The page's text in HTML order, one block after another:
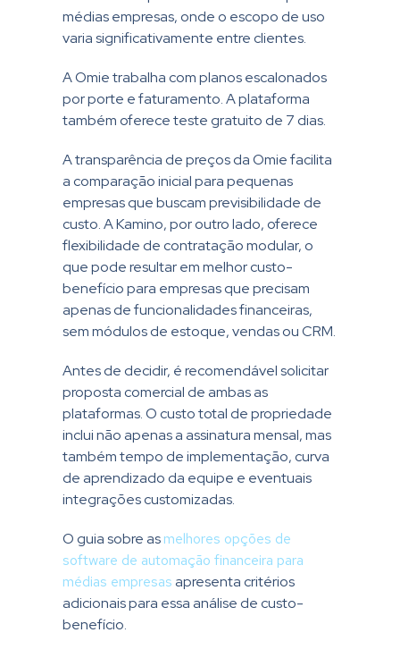
médias empresas, onde o escopo de uso
varia significativamente entre clientes.
A Omie trabalha com planos escalonados
por porte e faturamento. A plataforma
também oferece teste gratuito de 7 dias.
A transparência de preços da Omie facilita
a comparação inicial para pequenas
empresas que buscam previsibilidade de
custo. A Kamino, por outro lado, oferece
flexibilidade de contratação modular, o
que pode resultar em melhor custo-
benefício para empresas que precisam
apenas de funcionalidades financeiras,
sem módulos de estoque, vendas ou CRM.
Antes de decidir, é recomendável solicitar
proposta comercial de ambas as
plataformas. O custo total de propriedade
inclui não apenas a assinatura mensal, mas
também tempo de implementação, curva
de aprendizado da equipe e eventuais
integrações customizadas.
O guia sobre asmelhores opções de
software de automação financeira para
médias empresasapresenta critérios
adicionais para essa análise de custo-
benefício.